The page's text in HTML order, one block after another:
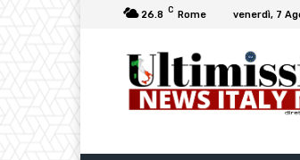
26.8 C Rome venerdì, 7